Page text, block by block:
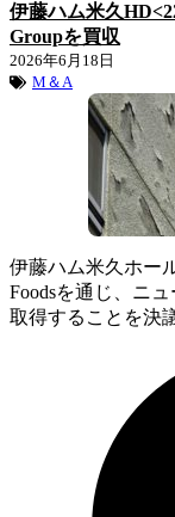
伊藤ハム米久
Groupを買収
2026年6月18日
M＆A
伊藤ハム米久ホー
Foodsを通じ、ニ
取得することを決